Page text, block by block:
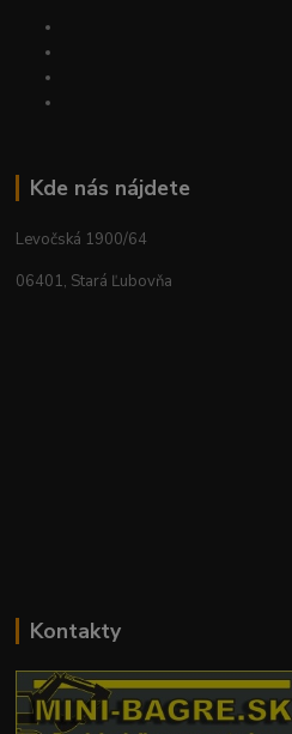
Kde nás nájdete
Levočská 1900/64
06401, Stará Ľubovňa
Kontakty